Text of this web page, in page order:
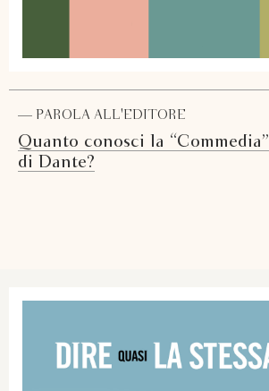
— PAROLA ALL'EDITORE
Quanto conosci la “Commedia”
di Dante?